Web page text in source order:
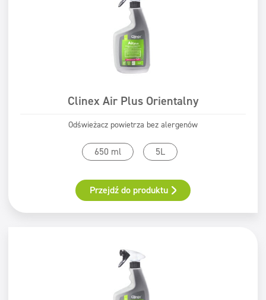
Clinex Air Plus Orientalny
Odświeżacz powietrza bez alergenów
650 ml 5L
Przejdź do produktu